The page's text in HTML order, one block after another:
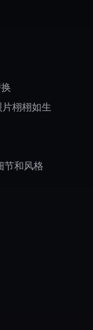
栩栩如生
节和风格